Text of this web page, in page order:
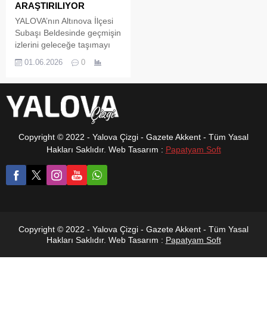
ARAŞTIRILIYOR
YALOVA’nın Altınova İlçesi
Subaşı Beldesinde geçmişin
izlerini geleceğe taşımayı
çalışma başlatıldı. Subaşı
yılında göçmenler için inşa
edilen Cumhuriyet dönemi
kuruluşundan 1960’lı yıllara
kadar uzanan yerleşim
sürecinin detaylı şekilde
araştırılacağını açıkladı.
01.06.2026 0
Copyright © 2022 - Yalova Çizgi - Gazete Akkent - Tüm Yasal
Hakları Saklıdır. Web Tasarım : Papatyam Soft
Copyright © 2022 - Yalova Çizgi - Gazete Akkent - Tüm Yasal
Hakları Saklıdır. Web Tasarım : Papatyam Soft